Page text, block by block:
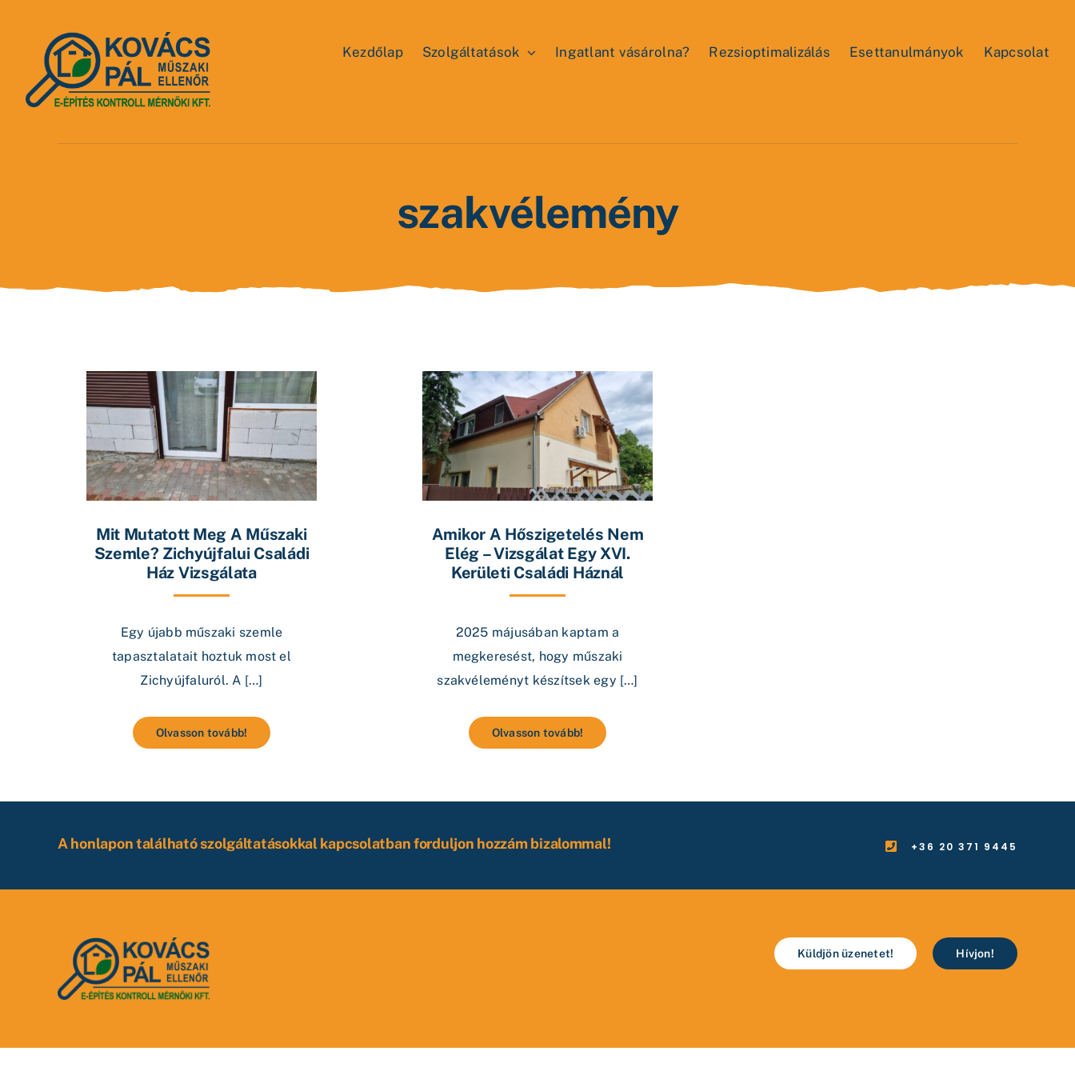
Kezdőlap Szolgáltatások Ingatlant vásárolna? Rezsioptimalizálás Esettanulmányok Kapcsolat
szakvélemény
Mit Mutatott Meg A Műszaki
Szemle? Zichyújfalui Családi
Ház Vizsgálata
Egy újabb műszaki szemle
tapasztalatait hoztuk most el
Zichyújfaluról. A […]
Olvasson tovább!
Amikor A Hőszigetelés Nem
Elég – Vizsgálat Egy XVI.
Kerületi Családi Háznál
2025 májusában kaptam a
megkeresést, hogy műszaki
szakvéleményt készítsek egy […]
Olvasson tovább!
A honlapon található szolgáltatásokkal kapcsolatban forduljon hozzám bizalommal! +36 20 371 9445
Küldjön üzenetet! Hívjon!